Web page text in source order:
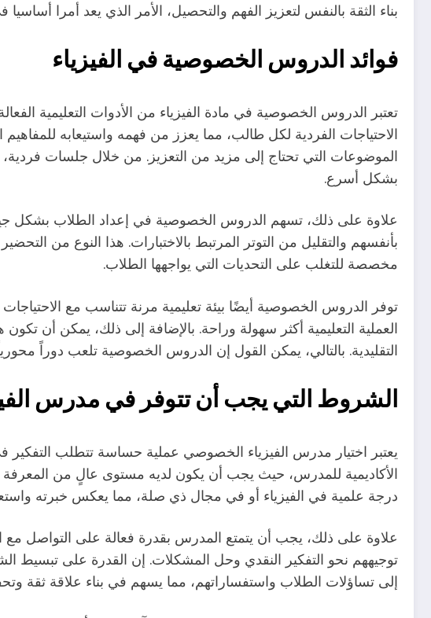
بناء الثقة بالنفس لتعزيز الفهم والتحصيل، الأمر الذي يعد أمرا أساسيا
فوائد الدروس الخصوصية في الفيزياء
تعتبر الدروس الخصوصية في مادة الفيزياء من الأدوات التعليمية
الاحتياجات الفردية لكل طالب، مما يعزز من فهمه واستيعابه
الموضوعات التي تحتاج إلى مزيد من التعزيز. من خلال جلسات
بشكل أسرع.
علاوة على ذلك، تسهم الدروس الخصوصية في إعداد الطلاب بشكل جيد
بأنفسهم والتقليل من التوتر المرتبط بالاختبارات. هذا النوع من
مخصصة للتغلب على التحديات التي يواجهها الطلاب.
توفر الدروس الخصوصية أيضًا بيئة تعليمية مرنة تتناسب مع
العملية التعليمية أكثر سهولة وراحة. بالإضافة إلى ذلك، يمكن أن
التقليدية. بالتالي، يمكن القول إن الدروس الخصوصية تلعب دوراً
الشروط التي يجب أن تتوفر في مدرس
يعتبر اختيار مدرس الفيزياء الخصوصي عملية حساسة تتطلب التفكير
الأكاديمية للمدرس، حيث يجب أن يكون لديه مستوى عالٍ من
درجة علمية في الفيزياء أو في مجال ذي صلة، مما يعكس خبرته
علاوة على ذلك، يجب أن يتمتع المدرس بقدرة فعالة على التواصل
توجيههم نحو التفكير النقدي وحل المشكلات. إن القدرة على تبسيط
إلى تساؤلات الطلاب واستفساراتهم، مما يسهم في بناء علاقة ثقة